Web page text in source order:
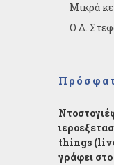
Μικρά
Ο Δ.
things
γράφει